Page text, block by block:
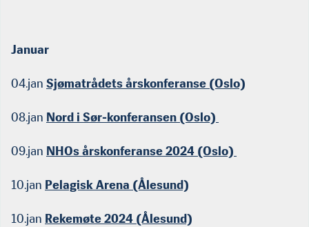
Januar
04.jan Sjømatrådets årskonferanse (Oslo)
08.jan Nord i Sør-konferansen (Oslo)
09.jan NHOs årskonferanse 2024 (Oslo)
10.jan Pelagisk Arena (Ålesund)
10.jan Rekemøte 2024 (Ålesund)